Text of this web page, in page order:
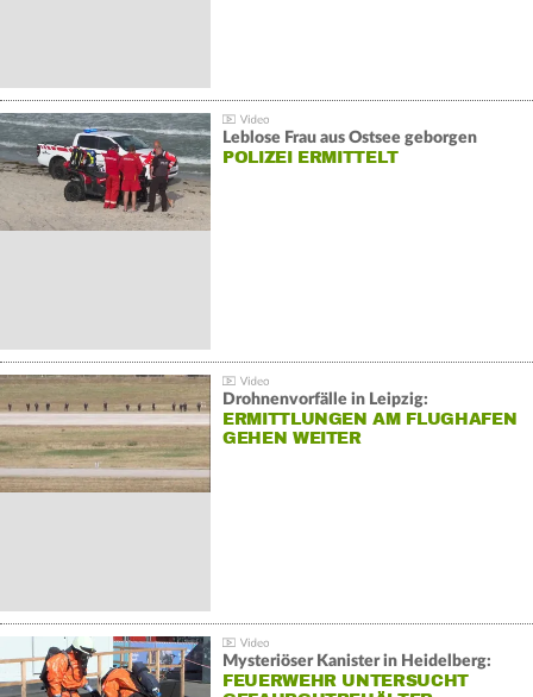
Leblose Frau aus Ostsee geborgen
POLIZEI ERMITTELT
Drohnenvorfälle in Leipzig:
ERMITTLUNGEN AM FLUGHAFEN
GEHEN WEITER
Mysteriöser Kanister in Heidelberg:
FEUERWEHR UNTERSUCHT